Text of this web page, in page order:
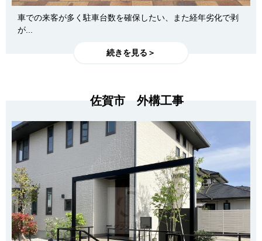
車での来客が多く駐車台数を確保したい、また経年劣化で剥
が...
続きを見る＞
佐賀市 外構工事